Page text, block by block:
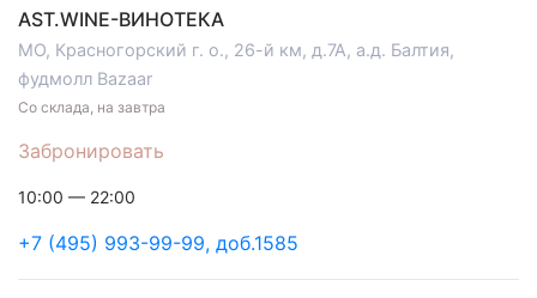
AST.WINE-ВИНОТЕКА
МО, Красногорский г. о., 26-й км, д.7А, а.д. Балтия,
фудмолл Bazaar
Забронировать
Со склада, на завтра
+7 (495) 993-99-99, доб.1585
10:00 — 22:00